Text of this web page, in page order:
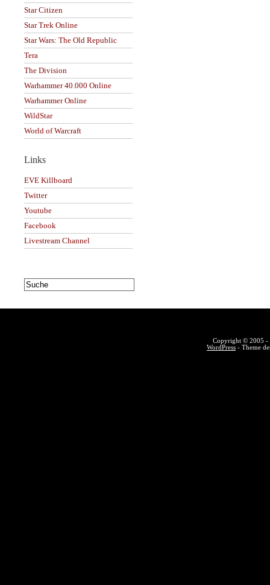
Star Citizen
Star Trek Online
Star Wars: The Old Republic
Tera
The Division
Warhammer 40.000 Online
Warhammer Online
WildStar
World of Warcraft
Links
EVE Killboard
Twitter
Youtube
Facebook
Livestream Channel
Copyright © 2005 -
WordPress - Theme